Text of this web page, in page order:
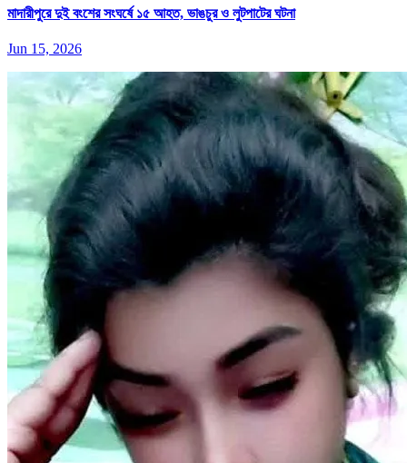
মাদারীপুরে দুই বংশের সংঘর্ষে ১৫ আহত, ভাঙচুর ও লুটপাটের ঘটনা
Jun 15, 2026